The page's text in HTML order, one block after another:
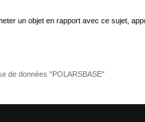
un objet en rapport avec ce sujet,
de données "POLARSBASE"